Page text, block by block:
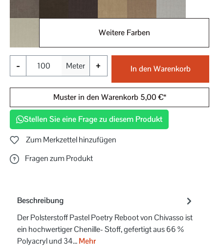
Weitere Farben
- Meter + In den Warenkorb
Muster in den Warenkorb 5,00 €*
Stellen Sie eine Frage zu diesem Produkt
Zum Merkzettel hinzufügen
Fragen zum Produkt
Beschreibung
Der Polsterstoff Pastel Poetry Reboot von Chivasso ist
ein hochwertiger Chenille- Stoff, gefertigt aus 66 %
Polyacryl und 34…Mehr